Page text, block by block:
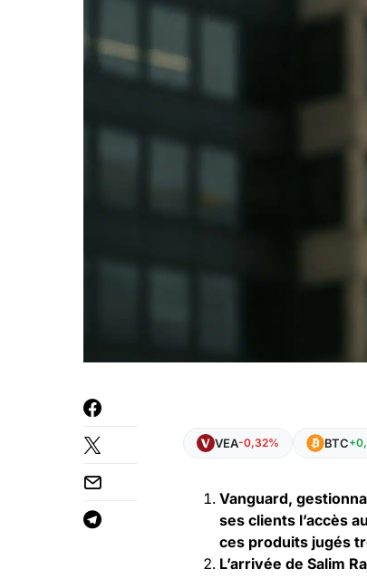
VEA-0,32% BTC
Vanguard,
ses clients l’accès
ces produits jugés
L’arrivée de Salim